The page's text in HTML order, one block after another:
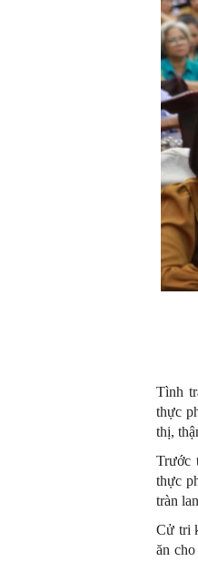
Tình
thực
thị,
Trước
thực
tràn
Cử tri
ăn